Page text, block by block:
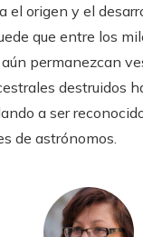
el origen y el
que entre los
permanezcan
destruidos
a ser
de astrónomos.